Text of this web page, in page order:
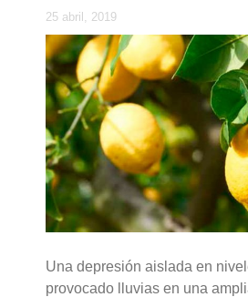
25 abril, 2019
Una depresión aislada en
provocado lluvias en una